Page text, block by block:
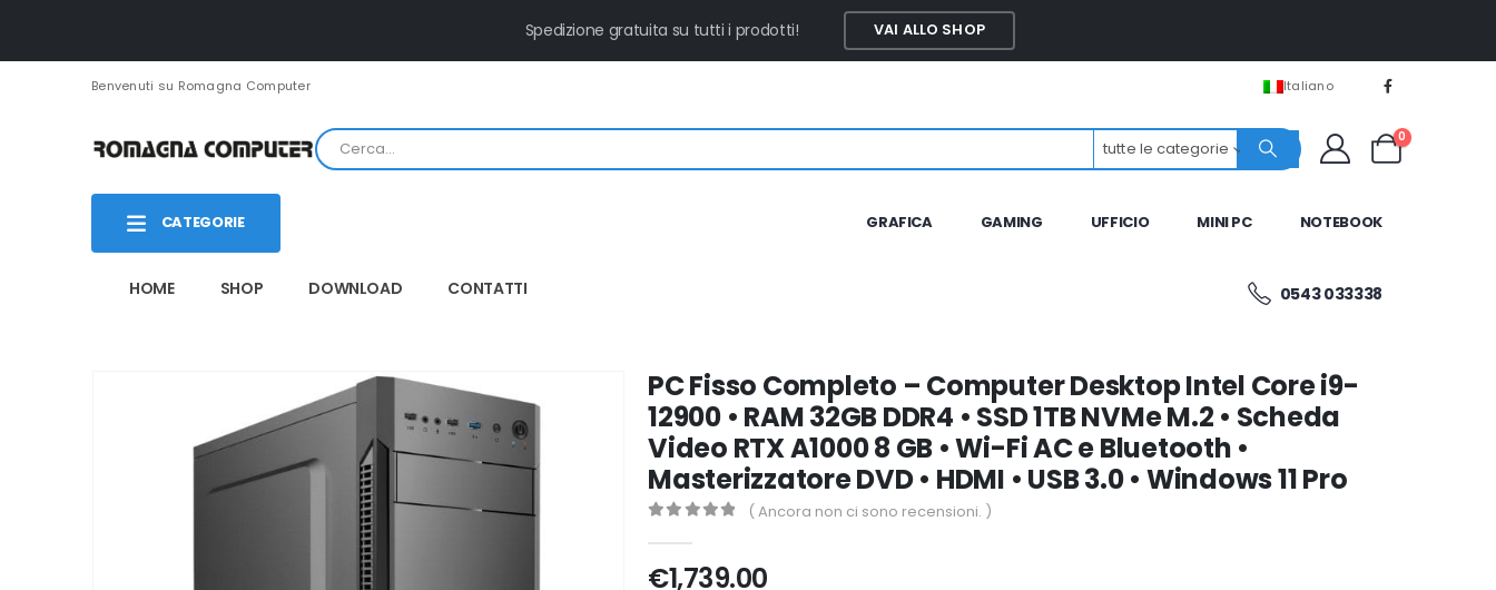
Spedizione gratuita su tutti i prodotti! VAI ALLO SHOP
Benvenuti su Romagna Computer Italiano
tutte le categorie
0
CATEGORIE
HOME SHOP DOWNLOAD CONTATTI
GRAFICA GAMING UFFICIO MINI PC NOTEBOOK
0543 033338
PC Fisso Completo – Computer Desktop Intel Core i9-
12900 • RAM 32GB DDR4 • SSD 1TB NVMe M.2 • Scheda
Video RTX A1000 8 GB • Wi-Fi AC e Bluetooth •
Masterizzatore DVD • HDMI • USB 3.0 • Windows 11 Pro
( Ancora non ci sono recensioni. )
€1,739.00